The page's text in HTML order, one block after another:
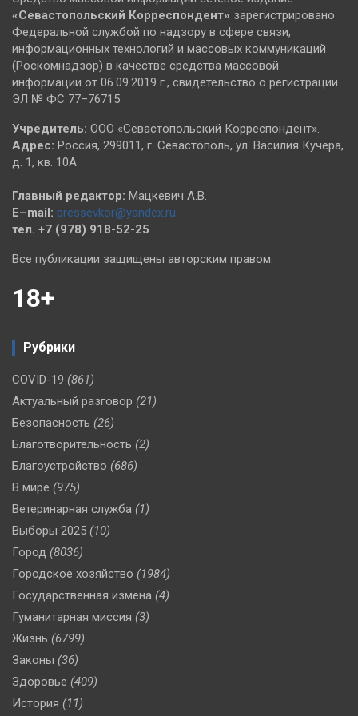
«Севастопольский Корреспондент» зарегистрировано
Федеральной службой по надзору в сфере связи,
информационных технологий и массовых коммуникаций
(Роскомнадзор) в качестве средства массовой
информации от 06.09.2019 г., свидетельство о регистрации
ЭЛ № ФС 77–76715
Учредитель: ООО «Севастопольский Корреспондент».
Адрес: Россия, 299011, г. Севастополь, ул. Василия Кучера,
д. 1, кв. 10А
Главный редактор: Мацкевич А.В.
E–mail: pressevkor@yandex.ru
тел. +7 (978) 918-52-25
Все публикации защищены авторским правом.
18+
Рубрики
COVID-19 (861)
Актуальный разговор (21)
Безопасность (26)
Благотворительность (2)
Благоустройство (686)
В мире (975)
Ветеринарная служба (1)
Выборы 2025 (10)
Город (8036)
Городское хозяйство (1984)
Государственная измена (4)
Гуманитарная миссия (3)
Жизнь (6799)
Законы (36)
Здоровье (409)
История (11)